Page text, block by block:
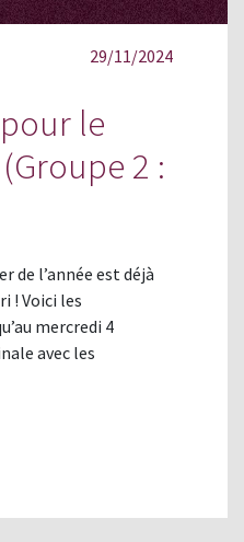
29/11/2024
le
2 :
de l’année est déjà
! Voici les
mercredi 4
avec les